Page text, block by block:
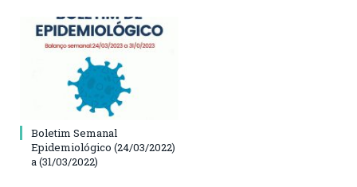
Boletim Semanal
Epidemiológico (24/03/2022)
a (31/03/2022)